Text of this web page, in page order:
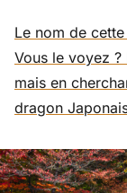
Le nom de
Vous le voyez
mais en
dragon